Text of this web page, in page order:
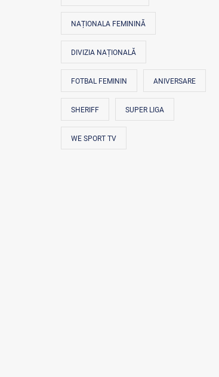
NAȚIONALA FEMININĂ
DIVIZIA NAȚIONALĂ
FOTBAL FEMININ ANIVERSARE
SHERIFF SUPER LIGA
WE SPORT TV